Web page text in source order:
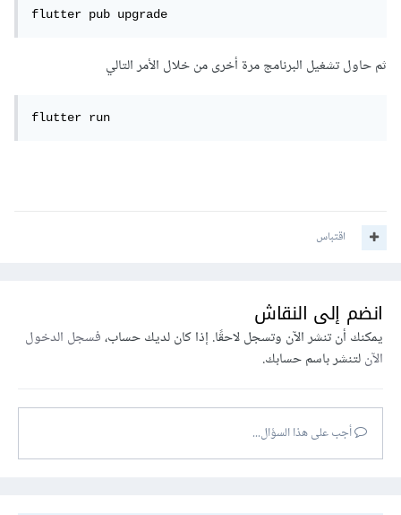
flutter pub upgrade
ثم حاول تشغيل البرنامج مرة أخرى من خلال الأمر التالي
flutter run
اقتباس
انضم إلى النقاش
يمكنك أن تنشر الآن وتسجل لاحقًا. إذا كان لديك حساب،فسجل الدخول
الآنلتنشر باسم حسابك.
أجب على هذا السؤال...